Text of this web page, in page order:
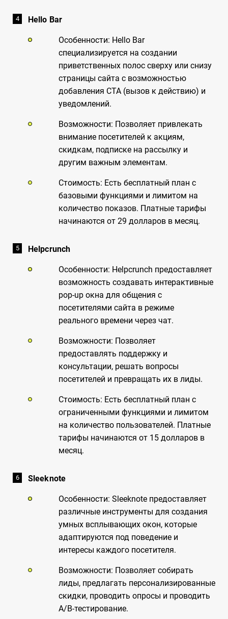
Hello Bar
Особенности: Hello Bar
специализируется на создании
приветственных полос сверху или снизу
страницы сайта с возможностью
добавления CTA (вызов к действию) и
уведомлений.
Возможности: Позволяет привлекать
внимание посетителей к акциям,
скидкам, подписке на рассылку и
другим важным элементам.
Стоимость: Есть бесплатный план с
базовыми функциями и лимитом на
количество показов. Платные тарифы
начинаются от 29 долларов в месяц.
Helpcrunch
Особенности: Helpcrunch предоставляет
возможность создавать интерактивные
pop-up окна для общения с
посетителями сайта в режиме
реального времени через чат.
Возможности: Позволяет
предоставлять поддержку и
консультации, решать вопросы
посетителей и превращать их в лиды.
Стоимость: Есть бесплатный план с
ограниченными функциями и лимитом
на количество пользователей. Платные
тарифы начинаются от 15 долларов в
месяц.
Sleeknote
Особенности: Sleeknote предоставляет
различные инструменты для создания
умных всплывающих окон, которые
адаптируются под поведение и
интересы каждого посетителя.
Возможности: Позволяет собирать
лиды, предлагать персонализированные
скидки, проводить опросы и проводить
A/B-тестирование.